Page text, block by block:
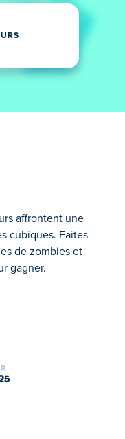
affrontent une
cubiques. Faites
de zombies et
gagner.
de campagne
choisissez
Légende) et
à l'apocalypse